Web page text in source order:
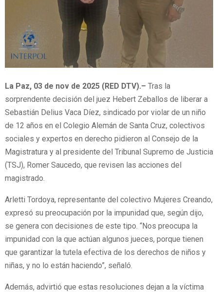
La Paz, 03 de nov de 2025 (RED DTV).– Tras la
sorprendente decisión del juez Hebert Zeballos de liberar a
Sebastián Delius Vaca Díez, sindicado por violar de un niño
de 12 años en el Colegio Alemán de Santa Cruz, colectivos
sociales y expertos en derecho pidieron al Consejo de la
Magistratura y al presidente del Tribunal Supremo de Justicia
(TSJ), Romer Saucedo, que revisen las acciones del
magistrado.
Arletti Tordoya, representante del colectivo Mujeres Creando,
expresó su preocupación por la impunidad que, según dijo,
se genera con decisiones de este tipo. “Nos preocupa la
impunidad con la que actúan algunos jueces, porque tienen
que garantizar la tutela efectiva de los derechos de niños y
niñas, y no lo están haciendo”, señaló.
Además, advirtió que estas resoluciones dejan a la víctima